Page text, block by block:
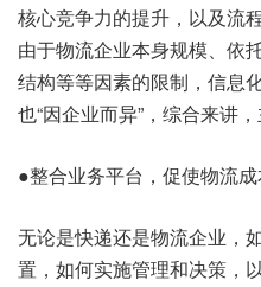
核心竞争力的提升，以及流
由于物流企业本身规模、依
结构等等因素的限制，信息
也“因企业而异”，综合来讲
●整合业务平台，促使物流
无论是快递还是物流企业，
置，如何实施管理和决策，